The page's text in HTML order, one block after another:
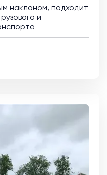
наклоном, подходит
и